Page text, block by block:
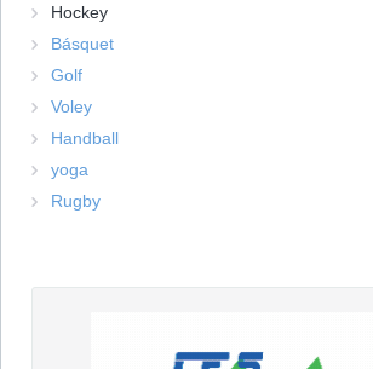
Hockey
Básquet
Golf
Voley
Handball
yoga
Rugby